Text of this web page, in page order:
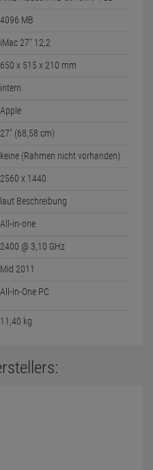
4096 MB
iMac 27" 12,2
650 x 515 x 210 mm
intern
Apple
27" (68,58 cm)
keine (Rahmen nicht vorhanden)
2560 x 1440
laut Beschreibung
All-in-one
2400 @ 3,10 GHz
Mid 2011
All-In-One PC
11,40 kg